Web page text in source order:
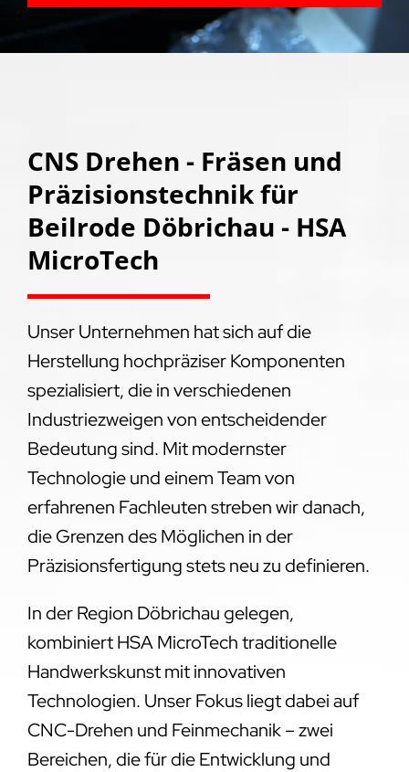
CNS Drehen - Fräsen und
Präzisionstechnik für
Beilrode Döbrichau - HSA
MicroTech
Unser Unternehmen hat sich auf die
Herstellung hochpräziser Komponenten
spezialisiert, die in verschiedenen
Industriezweigen von entscheidender
Bedeutung sind. Mit modernster
Technologie und einem Team von
erfahrenen Fachleuten streben wir danach,
die Grenzen des Möglichen in der
Präzisionsfertigung stets neu zu definieren.
In der Region Döbrichau gelegen,
kombiniert HSA MicroTech traditionelle
Handwerkskunst mit innovativen
Technologien. Unser Fokus liegt dabei auf
CNC-Drehen und Feinmechanik – zwei
Bereichen, die für die Entwicklung und